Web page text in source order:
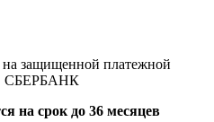
на защищенной платежной
СБЕРБАНК
на срок до 36 месяцев